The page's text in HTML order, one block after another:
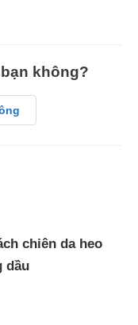
không?
chiên da heo
dầu